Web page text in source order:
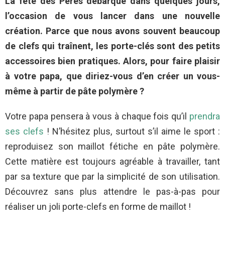
l’occasion de vous lancer dans une nouvelle
création. Parce que nous avons souvent beaucoup
de clefs qui traînent, les porte-clés sont des petits
accessoires bien pratiques. Alors, pour faire plaisir
à votre papa, que diriez-vous d’en créer un vous-
même à partir de pâte polymère ?
Votre papa pensera à vous à chaque fois qu’il prendra
ses clefs ! N’hésitez plus, surtout s’il aime le sport :
reproduisez son maillot fétiche en pâte polymère.
Cette matière est toujours agréable à travailler, tant
par sa texture que par la simplicité de son utilisation.
Découvrez sans plus attendre le pas-à-pas pour
réaliser un joli porte-clefs en forme de maillot !